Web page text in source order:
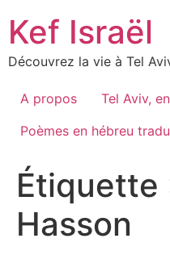
content
Kef Israël
Découvrez la vie à Tel
A propos
Tel Aviv,
Poèmes en hébreu
Étiquette
Hasson